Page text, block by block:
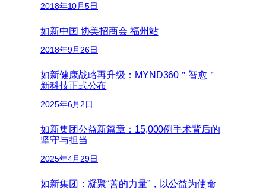
2018年10月5日
如新中国 协美招商会 福州站
2018年9月26日
如新健康战略再升级：MYND360＂智愈＂
新科技正式公布
2025年6月2日
如新集团公益新篇章：15,000例手术背后的
坚守与担当
2025年4月29日
如新集团：凝聚“善的力量”，以公益为使命